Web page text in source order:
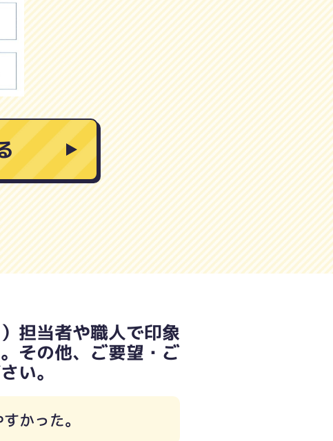
担当者や職人で印象
その他、ご要望・ご
い。
かった。